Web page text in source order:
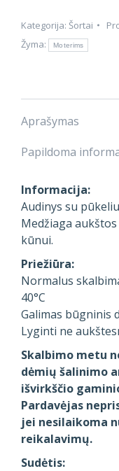
Kategorija: Šortai
Žyma:
Moterims
Aprašymas
Papildoma
Informacija:
Audinys su
Medžiaga
kūnui.
Priežiūra:
Normalus
40°C
Galimas būgninis
Lyginti ne
Skalbimo metu
dėmių šalinimo
išvirkščio gaminio
Pardavėjas
jei nesilaikoma
reikalavimų.
Sudėtis: